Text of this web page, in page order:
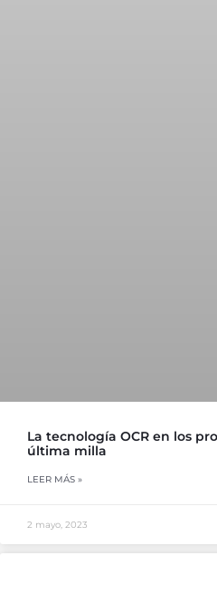
La tecnología OCR en los
última milla
LEER MÁS »
2 mayo, 2023